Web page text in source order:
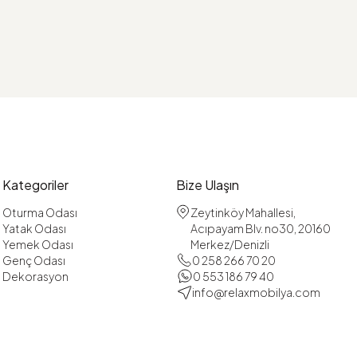
Kategoriler
Oturma Odası
Yatak Odası
Yemek Odası
Genç Odası
Dekorasyon
Bize Ulaşın
Zeytinköy Mahallesi,
Acıpayam Blv. no30, 20160
Merkez/Denizli
0 258 266 70 20
0 553 186 79 40
info@relaxmobilya.com